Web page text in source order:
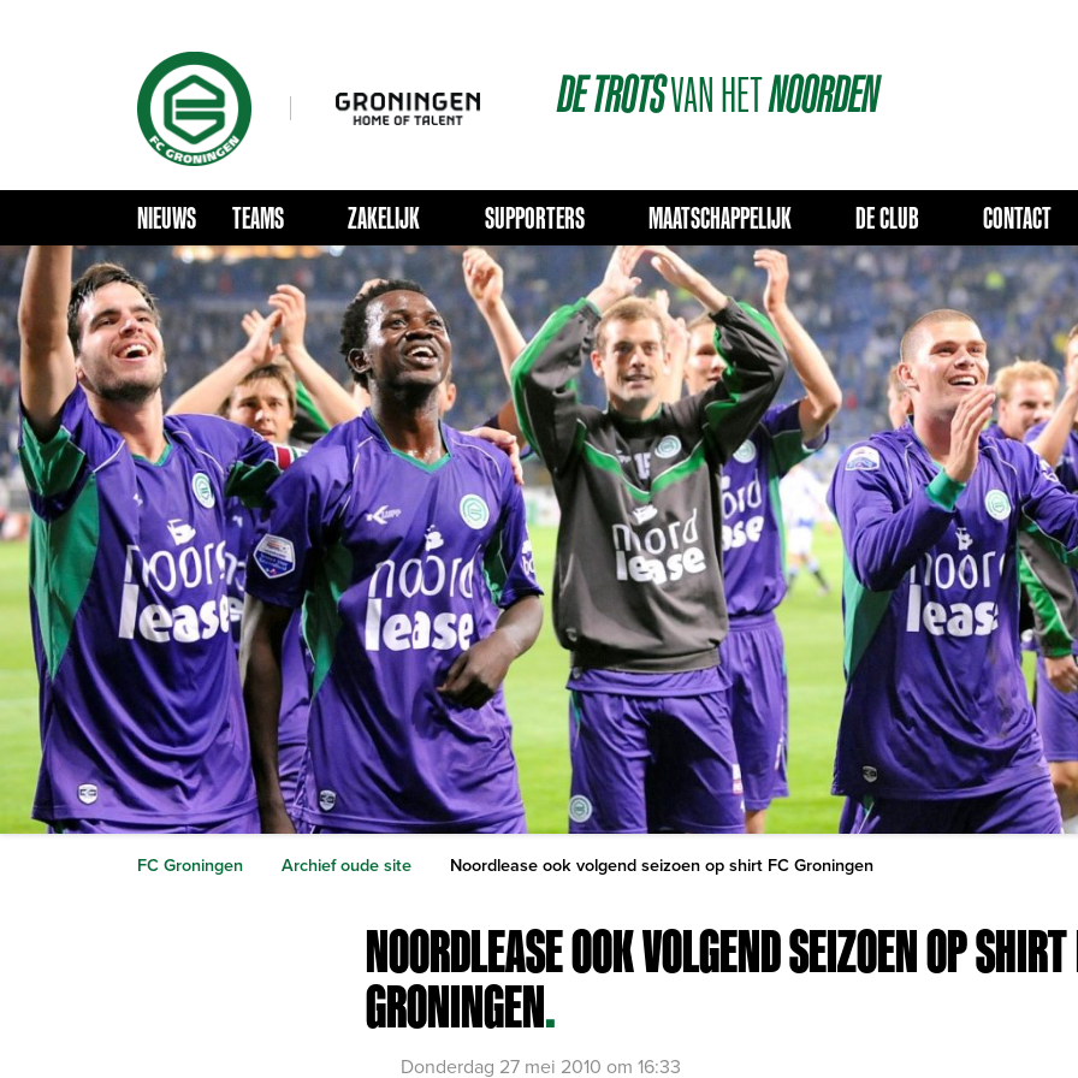
DETROTSVANHETNOORDEN
NIEUWS TEAMS ZAKELIJK SUPPORTERS MAATSCHAPPELIJK DE CLUB CONTACT
FC Groningen Archief oude site Noordlease ook volgend seizoen op shirt FC Groningen
NOORDLEASE OOK VOLGEND SEIZOEN OP
GRONINGEN.
Donderdag 27 mei 2010 om 16:33